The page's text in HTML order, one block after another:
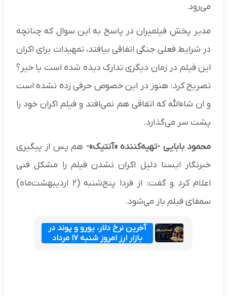
می‌رود.
مدیر پخش فیلمیران در پاسخ به این سوال که چنانچه
در شرایط فعلی جنگی اتفاقی بیافتد، تمهیدات برای اکران
این فیلم در زمان دیگری تدارک دیده شده است یا خیر؟
تصریح کرد: هنوز در این خصوص حرفی زده نشده است
و ان شاءالله که اتفاقی هم نمی‌افتد و فیلم اکران خود را
پشت سر می‌گذارد.
محمود بابایی -تهیه‌کننده «آنتیک»- هم پس از پیگیری
خبرنگار ایسنا دلیل اکران نشدن فیلم را مشکل فنی
اعلام کرد و گفت: از فردا پنج‌شنبه (۲ اردیبهشت‌ماه)
سمفای فیلم باز می‌شود.
آخرین نرخ دلار، یورو و پوند در
بازار ارز امروز شنبه ۱۷ مرداد